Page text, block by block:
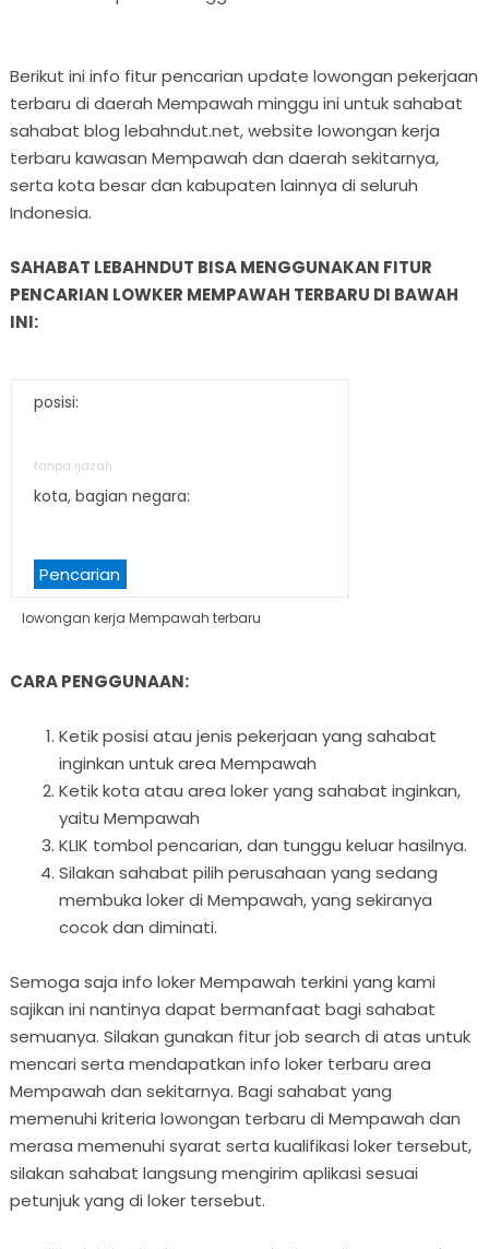
Berikut ini info fitur pencarian update lowongan pekerjaan
terbaru di daerah Mempawah minggu ini untuk sahabat
sahabat blog lebahndut.net, website lowongan kerja
terbaru kawasan Mempawah dan daerah sekitarnya,
serta kota besar dan kabupaten lainnya di seluruh
Indonesia.
SAHABAT LEBAHNDUT BISA MENGGUNAKAN FITUR
PENCARIAN LOWKER MEMPAWAH TERBARU DI BAWAH
INI:
posisi:
tanpa ijazah
kota, bagian negara:
Pencarian
lowongan kerja Mempawah terbaru
CARA PENGGUNAAN:
Ketik posisi atau jenis pekerjaan yang sahabat
inginkan untuk area Mempawah
Ketik kota atau area loker yang sahabat inginkan,
yaitu Mempawah
KLIK tombol pencarian, dan tunggu keluar hasilnya.
Silakan sahabat pilih perusahaan yang sedang
membuka loker di Mempawah, yang sekiranya
cocok dan diminati.
Semoga saja info loker Mempawah terkini yang kami
sajikan ini nantinya dapat bermanfaat bagi sahabat
semuanya. Silakan gunakan fitur job search di atas untuk
mencari serta mendapatkan info loker terbaru area
Mempawah dan sekitarnya. Bagi sahabat yang
memenuhi kriteria lowongan terbaru di Mempawah dan
merasa memenuhi syarat serta kualifikasi loker tersebut,
silakan sahabat langsung mengirim aplikasi sesuai
petunjuk yang di loker tersebut.